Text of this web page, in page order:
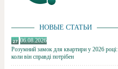
НОВЫЕ СТАТЬИ
06.08.2026
Розумний замок для квартири у 2026 році:
коли він справді потрібен